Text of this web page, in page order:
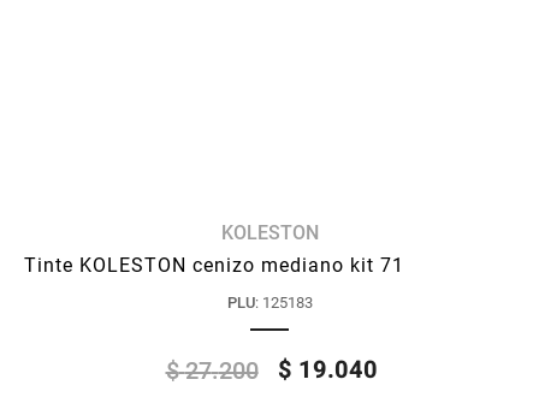
KOLESTON
Tinte KOLESTON cenizo mediano kit 71
PLU: 125183
$ 27.200 $ 19.040